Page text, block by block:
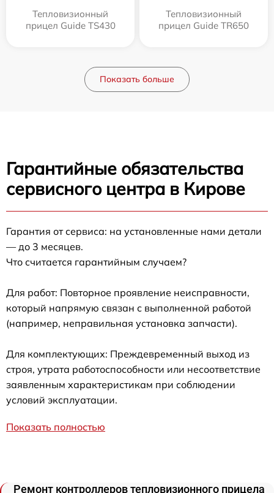
Тепловизионный
прицел Guide TS430
Тепловизионный
прицел Guide TR650
Показать больше
Гарантийные обязательства
сервисного центра в Кирове
Гарантия от сервиса: на установленные нами детали
— до 3 месяцев.
Что считается гарантийным случаем?
Для работ: Повторное проявление неисправности,
который напрямую связан с выполненной работой
(например, неправильная установка запчасти).
Для комплектующих: Преждевременный выход из
строя, утрата работоспособности или несоответствие
заявленным характеристикам при соблюдении
условий эксплуатации.
Показать полностью
Ремонт контроллеров тепловизионного прицела